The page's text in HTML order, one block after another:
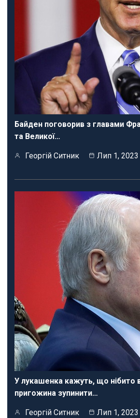
Байден поговорив з главами
та Великої…
Георгій Ситник Лип 1, 2023
У лукашенка кажуть, що нібито
пригожина зупинити…
Георгій Ситник Лип 1, 2023